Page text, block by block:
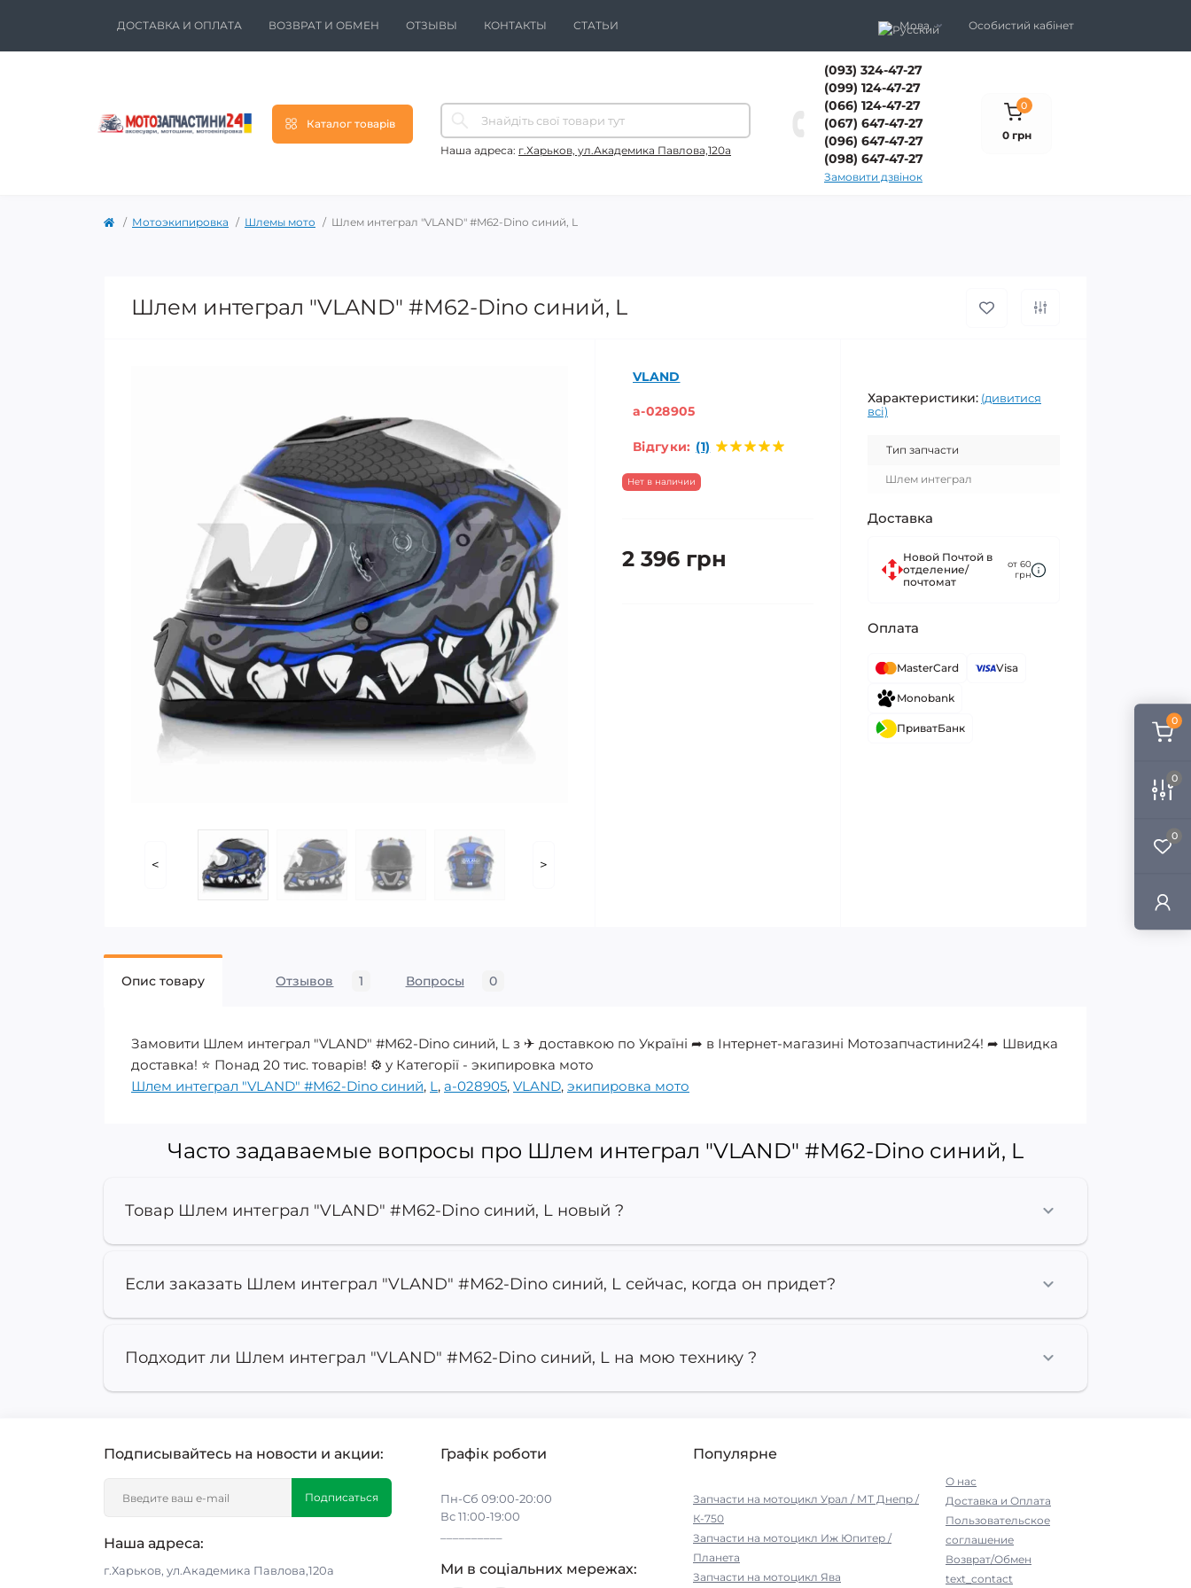
0
0
0
ДОСТАВКА И ОПЛАТА ВОЗВРАТ И ОБМЕН ОТЗЫВЫ КОНТАКТЫ СТАТЬИ Мова Особистий кабінет
Каталог товарів
Наша адреса: г.Харьков, ул.Академика Павлова,120а
(093) 324-47-27
(099) 124-47-27
(066) 124-47-27
(067) 647-47-27
(096) 647-47-27
(098) 647-47-27
Замовити дзвінок
0
0 грн
Мотоэкипировка Шлемы мото Шлем интеграл "VLAND" #M62-Dino синий, L
Шлем интеграл "VLAND" #M62-Dino синий, L
< >
VLAND
a-028905
Відгуки: (1)
Нет в наличии
2 396 грн
Характеристики: (дивитися
всі)
Тип запчасти
Шлем интеграл
Доставка
Новой Почтой в
отделение/
почтомат
от 60
грн
Оплата
MasterCard Visa
Monobank
ПриватБанк
Опис товару Отзывов 1 Вопросы 0
Замовити Шлем интеграл "VLAND" #M62-Dino синий, L з ✈ доставкою по Україні ➦ в Інтернет-магазині Мотозапчастини24! ➦ Швидка
доставка! ⭐ Понад 20 тис. товарів! ⚙️ у Категорії - экипировка мото
Шлем интеграл "VLAND" #M62-Dino синий, L, a-028905, VLAND, экипировка мото
Часто задаваемые вопросы про Шлем интеграл "VLAND" #M62-Dino синий, L
Товар Шлем интеграл "VLAND" #M62-Dino синий, L новый ?
Если заказать Шлем интеграл "VLAND" #M62-Dino синий, L сейчас, когда он придет?
Подходит ли Шлем интеграл "VLAND" #M62-Dino синий, L на мою технику ?
Подписывайтесь на новости и акции:
Подписаться
Наша адреса:
г.Харьков, ул.Академика Павлова,120а
Графік роботи
Пн-Сб 09:00-20:00
Вс 11:00-19:00
Ми в соціальних мережах:
Популярне
Запчасти на мотоцикл Урал / МТ Днепр /
К-750
Запчасти на мотоцикл Иж Юпитер /
Планета
Запчасти на мотоцикл Ява
О нас
Доставка и Оплата
Пользовательское
соглашение
Возврат/Обмен
text_contact